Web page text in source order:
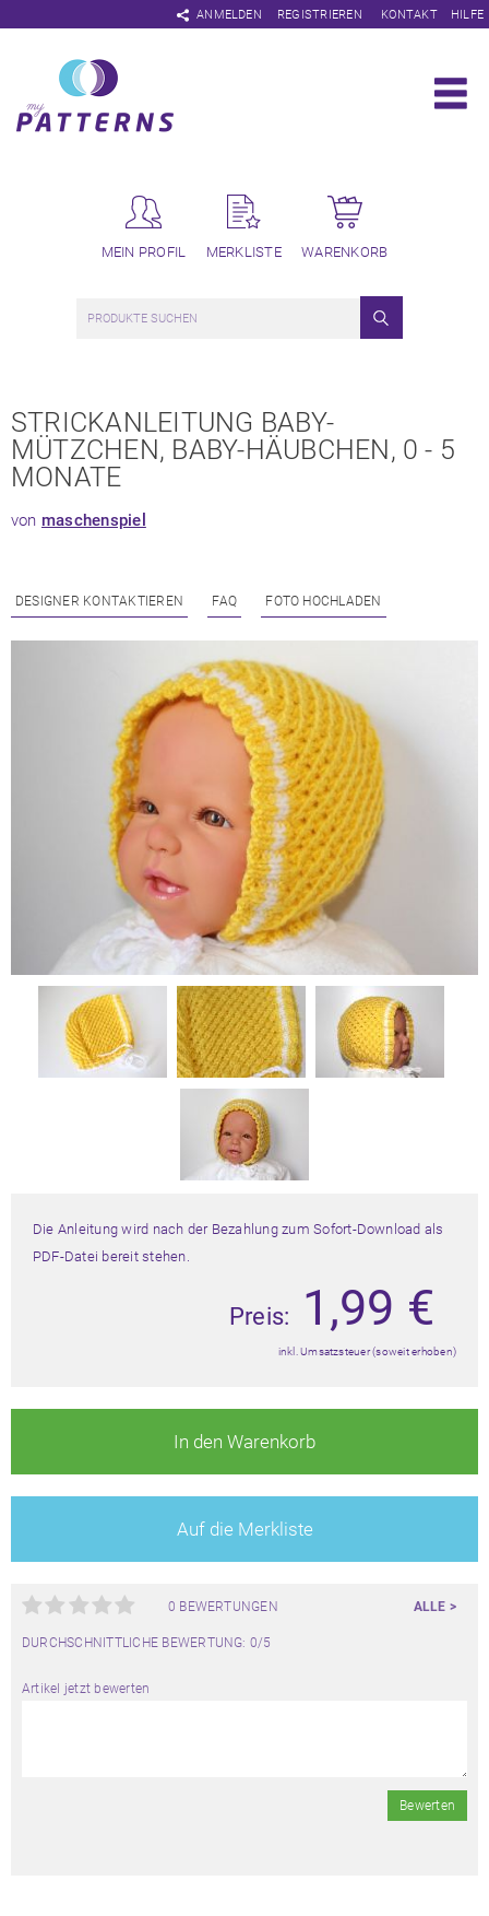
ANMELDEN
Navigation
überspringen
REGISTRIEREN KONTAKT HILFE
MEIN PROFIL MERKLISTE WARENKORB
STRICKANLEITUNG BABY-
MÜTZCHEN, BABY-HÄUBCHEN, 0 - 5
MONATE
von maschenspiel
DESIGNER KONTAKTIEREN FAQ FOTO HOCHLADEN
Die Anleitung wird nach der Bezahlung zum Sofort-Download als
PDF-Datei bereit stehen.
Preis: 1,99 €
inkl. Umsatzsteuer (soweit erhoben)
In den Warenkorb
Auf die Merkliste
0 BEWERTUNGEN ALLE >
DURCHSCHNITTLICHE BEWERTUNG: 0/5
Artikel jetzt bewerten
Bewerten